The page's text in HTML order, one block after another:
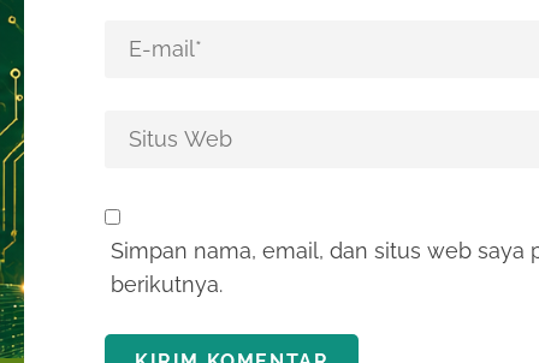
Simpan nama, email, dan situs web
berikutnya.